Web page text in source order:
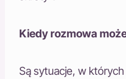
Kiedy rozmowa
Są sytuacje, w